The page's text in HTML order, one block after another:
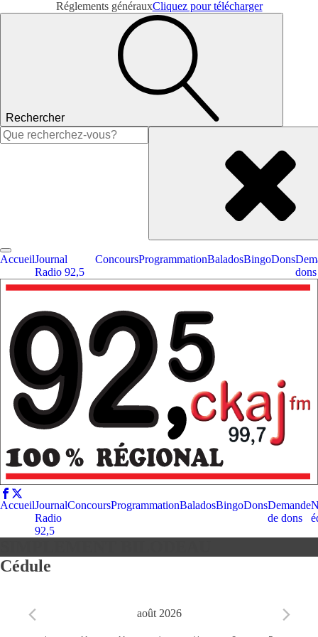
Réglements générauxCliquez pour télécharger
Rechercher
Rechercher :
AccueilJournal
Radio 92,5
ConcoursProgrammationBaladosBingoDons
dons
AccueilJournal
Radio
92,5
ConcoursProgrammationBaladosBingoDonsDemande
de dons
Cédule
août 2026